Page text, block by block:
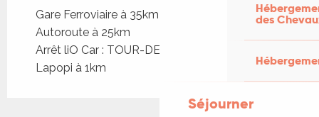
des
Séjourner
Gare Ferroviaire à 35km
Autoroute à 25km
Arrêt liO Car : TOUR-DE-FAU - Embt St Cirq
Lapopi à 1km